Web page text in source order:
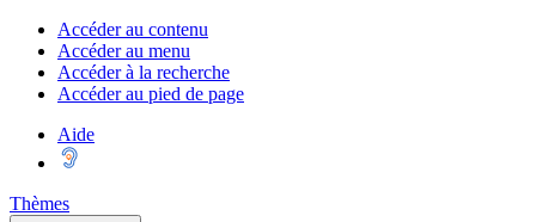
Accéder au contenu
Accéder au menu
Accéder à la recherche
Accéder au pied de page
Aide
Thèmes